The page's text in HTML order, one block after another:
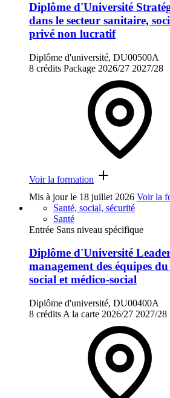
Diplôme d'Université
dans le secteur sanitaire,
privé non lucratif
Diplôme d'université, DU00500A
8 crédits Package 2026/27 2027/28
Voir la formation
Mis à jour le 18 juillet 2026 Voir la
Santé, social, sécurité
Santé
Entrée Sans niveau spécifique
Diplôme d'Université
management des équipes
social et médico-social
Diplôme d'université, DU00400A
8 crédits A la carte 2026/27 2027/28